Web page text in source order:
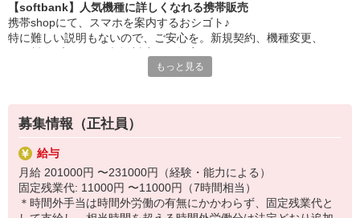
丁寧な研修もあるので、
みなさんから働きやすいと好評です♪
最新アプリ事情やお得なプラン、
スマホの裏ワザを学べるチャンス♪
￣￣￣￣￣￣￣￣￣￣￣
▼オフィスワーク
事務、経理、データ入力、コールセンター、受付
▼工場・製造・軽作業系
機械/食品製造・梱包・仕分け・加工・組立・検査
▼美容系
眉毛サロンのアイブロウ・ネイリスト・エステ
▼営業・販売
【softbank】人気機種に詳しくなれる携帯販売
携帯shopにて、スマホを案内するおシゴト♪
特に難しい説明もないので、ご安心を。新規契約、機種変更、
満足度◎
■携帯やインターネット販売業務
docomo(ドコモ)/au(エーユー)・KDDI/softbank(ソフトバンク)など
の大手キャリアから
ワイモバイル(Y!mobille)、楽天モバイル、UQなど格安スマホまで幅
広く紹介可能♪
もっと見る
募集情報（正社員）
給与
月給 201000円 〜231000円（経験・能力による）
固定残業代: 11000円 〜11000円（7時間相当）
＊時間外手当は時間外労働の有無にかかわらず、固定残業代と